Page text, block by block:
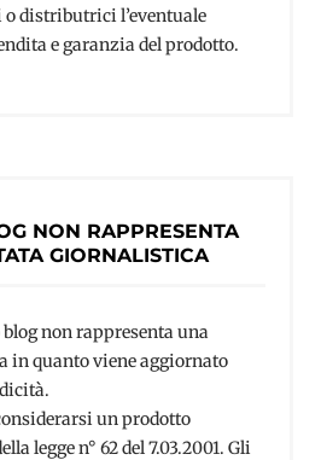
distributrici l’eventuale
e garanzia del prodotto.
NON RAPPRESENTA
GIORNALISTICA
non rappresenta una
in quanto viene aggiornato
un prodotto
legge n° 62 del 7.03.2001. Gli